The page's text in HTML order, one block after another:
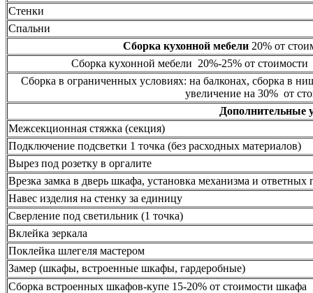
Стенки
Спальни
Сборка кухонной мебели20% от
Сборка кухонной мебели 20%-25% от стоимости
Сборка в ограниченных условиях: на балконах, сборка в
увеличение на 30% от
Дополнительные
Межсекционная стяжка (секция)
Подключение подсветки 1 точка (без расходных материалов)
Вырез под розетку в оргалите
Врезка замка в дверь шкафа, установка механизма и ответных
Навес изделия на стенку за единицу
Сверление под светильник (1 точка)
Вклейка зеркала
Поклейка шлегеля мастером
Замер (шкафы, встроенные шкафы, гардеробные)
Сборка встроенных шкафов-купе 15-20% от стоимости шкафа